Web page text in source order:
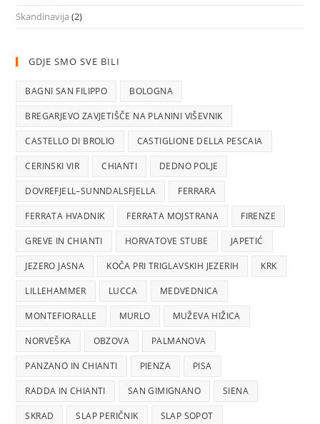
Skandinavija (2)
GDJE SMO SVE BILI
BAGNI SAN FILIPPO BOLOGNA
BREGARJEVO ZAVJETIŠČE NA PLANINI VIŠEVNIK
CASTELLO DI BROLIO CASTIGLIONE DELLA PESCAIA
CERINSKI VIR CHIANTI DEDNO POLJE
DOVREFJELL–SUNNDALSFJELLA FERRARA
FERRATA HVADNIK FERRATA MOJSTRANA FIRENZE
GREVE IN CHIANTI HORVATOVE STUBE JAPETIĆ
JEZERO JASNA KOČA PRI TRIGLAVSKIH JEZERIH KRK
LILLEHAMMER LUCCA MEDVEDNICA
MONTEFIORALLE MURLO MUŽEVA HIŽICA
NORVEŠKA OBZOVA PALMANOVA
PANZANO IN CHIANTI PIENZA PISA
RADDA IN CHIANTI SAN GIMIGNANO SIENA
SKRAD SLAP PERIČNIK SLAP SOPOT